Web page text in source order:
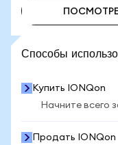
Способы
Купить IONQon
Начните всего
Продать IONQon